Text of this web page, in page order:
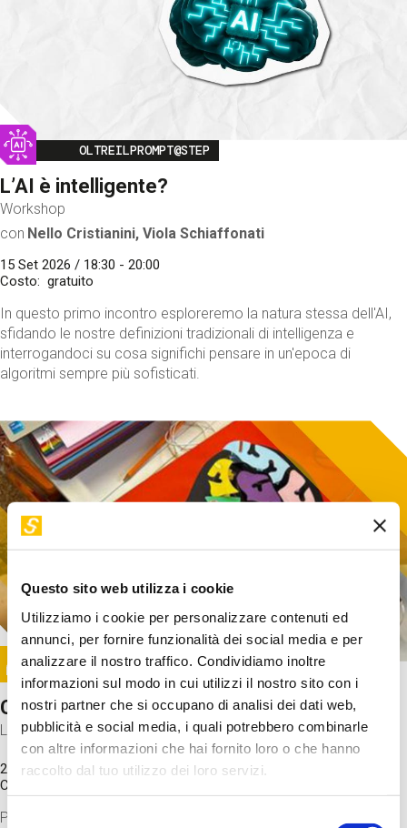
Questo sito web utilizza i cookie
Utilizziamo i cookie per personalizzare contenuti ed
annunci, per fornire funzionalità dei social media e per
analizzare il nostro traffico. Condividiamo inoltre
informazioni sul modo in cui utilizzi il nostro sito con i
nostri partner che si occupano di analisi dei dati web,
pubblicità e social media, i quali potrebbero combinarle
con altre informazioni che hai fornito loro o che hanno
raccolto dal tuo utilizzo dei loro servizi.
Selezione
Image
OLTREILPROMPT@STEP
L’AI è intelligente?
Workshop
con Nello Cristianini, Viola Schiaffonati
15 Set 2026 / 18:30 - 20:00
Costo
gratuito
In questo primo incontro esploreremo la natura stessa dell'AI,
sfidando le nostre definizioni tradizionali di intelligenza e
interrogandoci su cosa significhi pensare in un'epoca di
algoritmi sempre più sofisticati.
Image
SUNDAY@STEP
Come funziona il cervello?
Laboratorio
20 Set 2026 / 11:15 - 13:00
Costo
Proveremo a costruire un cervello in cartoncino cercando di